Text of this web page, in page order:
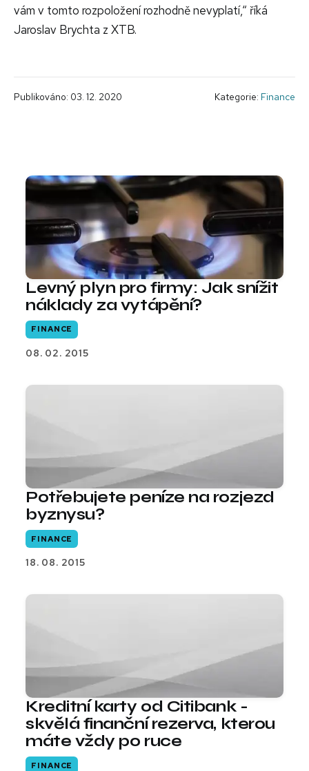
vám v tomto rozpoložení rozhodně nevyplatí,“ říká
Jaroslav Brychta z XTB.
Publikováno: 03. 12. 2020 Kategorie: Finance
Levný plyn pro firmy: Jak snížit
náklady za vytápění?
FINANCE
08. 02. 2015
Potřebujete peníze na rozjezd
byznysu?
FINANCE
18. 08. 2015
Kreditní karty od Citibank -
skvělá finanční rezerva, kterou
máte vždy po ruce
FINANCE